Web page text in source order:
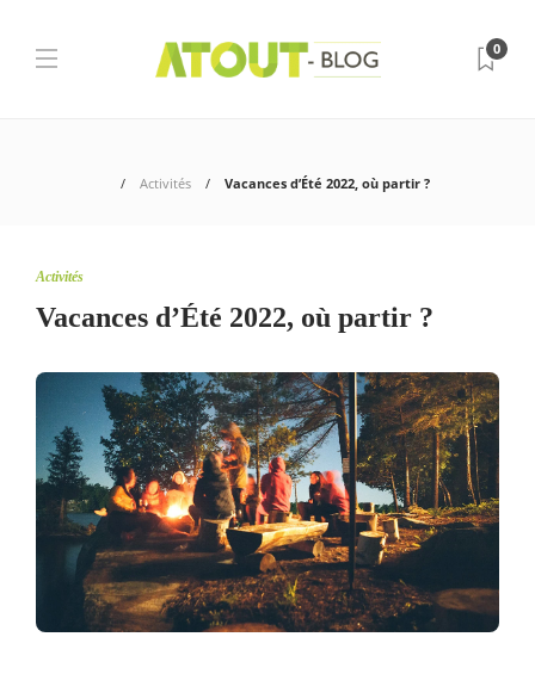
0
Activités Vacances d’Été 2022, où partir ?
Activités
Vacances d’Été 2022, où partir ?